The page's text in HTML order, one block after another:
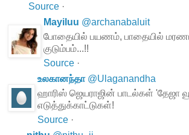
Source ·
Mayiluu @archanabaluit
போதையில் பயணம், பாதையில்
குடும்பம்...!!
Source ·
உலகானந்தா @Ulaganandha
ஹாரிஸ் ஜெயராஜின் பாடல்கள் 'தேஜா
எடுத்துக்காட்டுகள்!
Source ·